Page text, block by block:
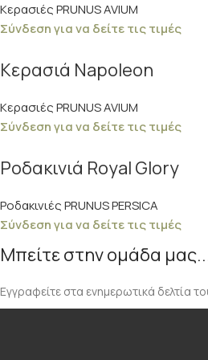
Κερασιές PRUNUS AVIUM
Σύνδεση για να δείτε τις τιμές
Κερασιά Napoleon
Κερασιές PRUNUS AVIUM
Σύνδεση για να δείτε τις τιμές
Ροδακινιά Royal Glory
Ροδακινιές PRUNUS PERSICA
Σύνδεση για να δείτε τις τιμές
Μπείτε στην ομάδα
Εγγραφείτε στα ενημερωτικά δελτία